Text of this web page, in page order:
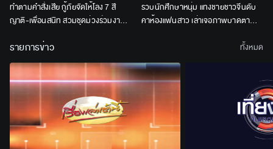
ทำตามคำสั่งเสีย กู้ภัยจัดให้โลง 7 สี
ญาติ-เพื่อนสนิท สวมชุดม่วงร่วมงาน
รวบนักศึกษาหนุ่ม แทงชายชาวจีนดับ
คาห้องแฟนสาว เล่าเจอภาพบาดตา
รายการข่าว ทั้งหมด